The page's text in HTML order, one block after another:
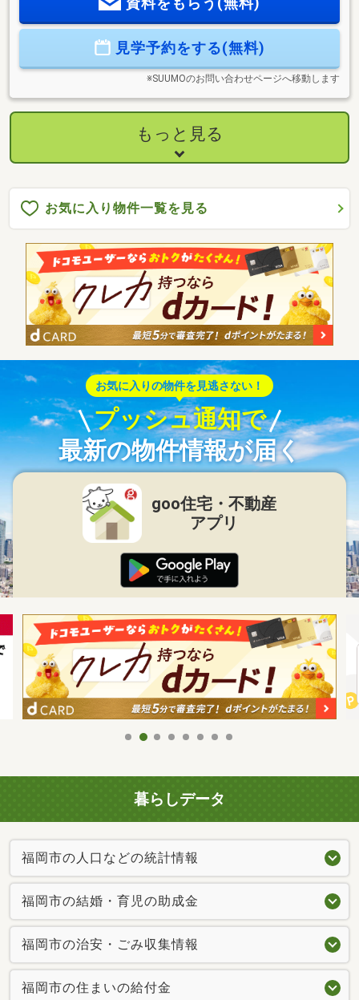
方！すでにお借入のある方！など、住宅ローンのお悩みをこ
適な金融機関のご提案や、将来を見越した無理のないご返済
プランの作成もしています！ぜひ一度ご相談下さい！
見学予約をする(無料)
※SUUMOのお問い合わせページへ移動します
もっと見る
お気に入り物件一覧を見る
お気に入りの物件を見逃さない！
プッシュ通知で
最新の物件情報が届く
goo住宅・不動産
アプリ
暮らしデータ
福岡市の人口などの統計情報
福岡市の結婚・育児の助成金
福岡市の治安・ごみ収集情報
福岡市の住まいの給付金